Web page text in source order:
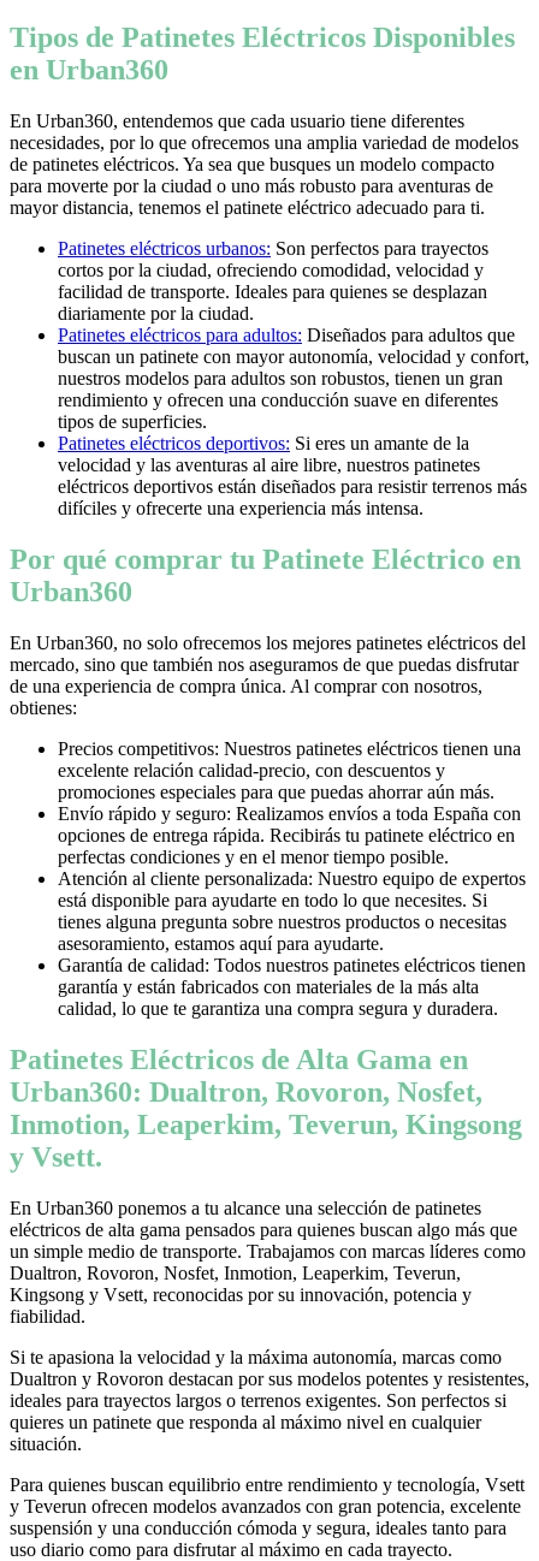
Tipos de Patinetes Eléctricos Disponibles
en Urban360
En Urban360, entendemos que cada usuario tiene diferentes
necesidades, por lo que ofrecemos una amplia variedad de modelos
de patinetes eléctricos. Ya sea que busques un modelo compacto
para moverte por la ciudad o uno más robusto para aventuras de
mayor distancia, tenemos el patinete eléctrico adecuado para ti.
Patinetes eléctricos urbanos: Son perfectos para trayectos
cortos por la ciudad, ofreciendo comodidad, velocidad y
facilidad de transporte. Ideales para quienes se desplazan
diariamente por la ciudad.
Patinetes eléctricos para adultos: Diseñados para adultos que
buscan un patinete con mayor autonomía, velocidad y confort,
nuestros modelos para adultos son robustos, tienen un gran
rendimiento y ofrecen una conducción suave en diferentes
tipos de superficies.
Patinetes eléctricos deportivos: Si eres un amante de la
velocidad y las aventuras al aire libre, nuestros patinetes
eléctricos deportivos están diseñados para resistir terrenos más
difíciles y ofrecerte una experiencia más intensa.
Por qué comprar tu Patinete Eléctrico en
Urban360
En Urban360, no solo ofrecemos los mejores patinetes eléctricos del
mercado, sino que también nos aseguramos de que puedas disfrutar
de una experiencia de compra única. Al comprar con nosotros,
obtienes:
Precios competitivos: Nuestros patinetes eléctricos tienen una
excelente relación calidad-precio, con descuentos y
promociones especiales para que puedas ahorrar aún más.
Envío rápido y seguro: Realizamos envíos a toda España con
opciones de entrega rápida. Recibirás tu patinete eléctrico en
perfectas condiciones y en el menor tiempo posible.
Atención al cliente personalizada: Nuestro equipo de expertos
está disponible para ayudarte en todo lo que necesites. Si
tienes alguna pregunta sobre nuestros productos o necesitas
asesoramiento, estamos aquí para ayudarte.
Garantía de calidad: Todos nuestros patinetes eléctricos tienen
garantía y están fabricados con materiales de la más alta
calidad, lo que te garantiza una compra segura y duradera.
Patinetes Eléctricos de Alta Gama en
Urban360: Dualtron, Rovoron, Nosfet,
Inmotion, Leaperkim, Teverun, Kingsong
y Vsett.
En Urban360 ponemos a tu alcance una selección de patinetes
eléctricos de alta gama pensados para quienes buscan algo más que
un simple medio de transporte. Trabajamos con marcas líderes como
Dualtron, Rovoron, Nosfet, Inmotion, Leaperkim, Teverun,
Kingsong y Vsett, reconocidas por su innovación, potencia y
fiabilidad.
Si te apasiona la velocidad y la máxima autonomía, marcas como
Dualtron y Rovoron destacan por sus modelos potentes y resistentes,
ideales para trayectos largos o terrenos exigentes. Son perfectos si
quieres un patinete que responda al máximo nivel en cualquier
situación.
Para quienes buscan equilibrio entre rendimiento y tecnología, Vsett
y Teverun ofrecen modelos avanzados con gran potencia, excelente
suspensión y una conducción cómoda y segura, ideales tanto para
uso diario como para disfrutar al máximo en cada trayecto.